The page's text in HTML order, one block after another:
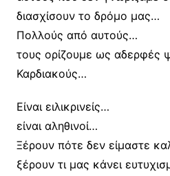
διασχίσουν το δρόμο μας…
Πολλούς από αυτούς…
τους ορίζουμε ως αδερφές
Καρδιακούς…
Είναι ειλικρινείς…
είναι αληθινοί…
Ξέρουν πότε δεν είμαστε
ξέρουν τι μας κάνει